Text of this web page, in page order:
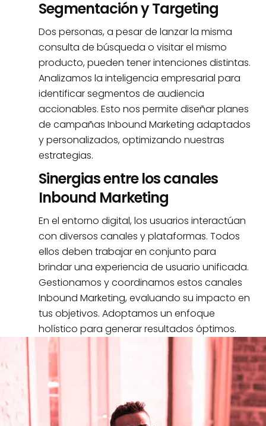
Segmentación y Targeting
Dos personas, a pesar de lanzar la misma
consulta de búsqueda o visitar el mismo
producto, pueden tener intenciones distintas.
Analizamos la inteligencia empresarial para
identificar segmentos de audiencia
accionables. Esto nos permite diseñar planes
de campañas Inbound Marketing adaptados
y personalizados, optimizando nuestras
estrategias.
Sinergias entre los canales
Inbound Marketing
En el entorno digital, los usuarios interactúan
con diversos canales y plataformas. Todos
ellos deben trabajar en conjunto para
brindar una experiencia de usuario unificada.
Gestionamos y coordinamos estos canales
Inbound Marketing, evaluando su impacto en
tus objetivos. Adoptamos un enfoque
holístico para generar resultados óptimos.